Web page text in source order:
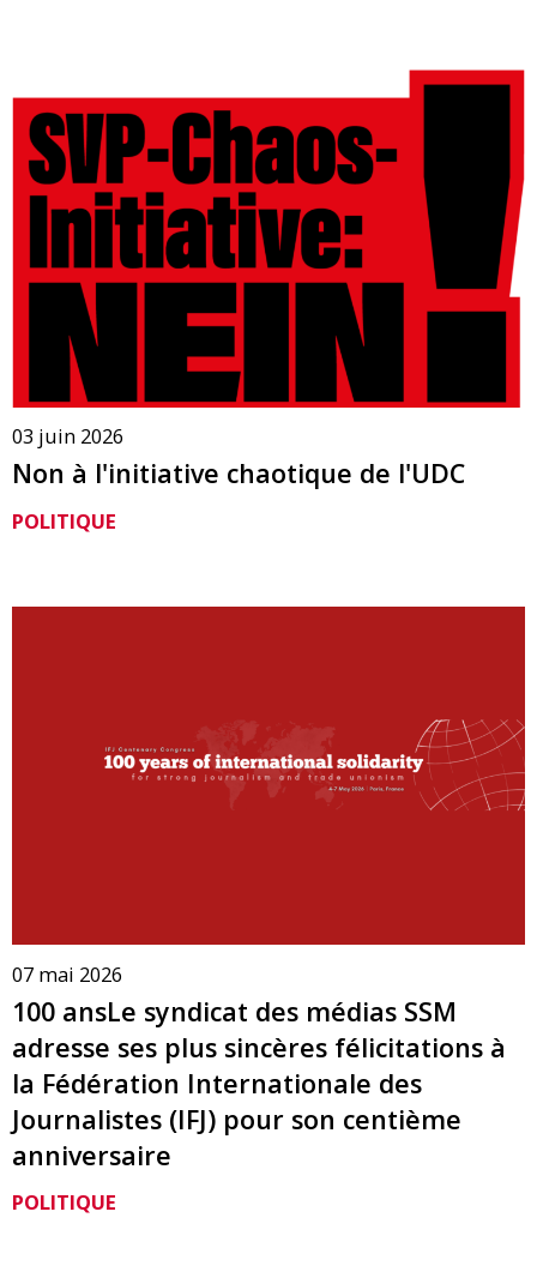
03 juin 2026
Non à l'initiative chaotique de l'UDC
POLITIQUE
07 mai 2026
100 ansLe syndicat des médias SSM
adresse ses plus sincères félicitations à
la Fédération Internationale des
Journalistes (IFJ) pour son centième
anniversaire
POLITIQUE